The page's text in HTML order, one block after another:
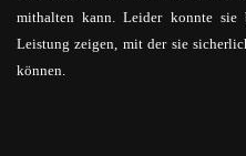
mithalten kann. Leider konnte
Leistung zeigen, mit der sie
können.